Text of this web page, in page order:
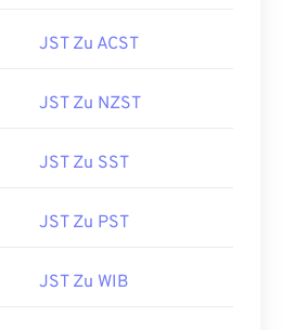
JST Zu ACST
JST Zu NZST
JST Zu SST
JST Zu PST
JST Zu WIB